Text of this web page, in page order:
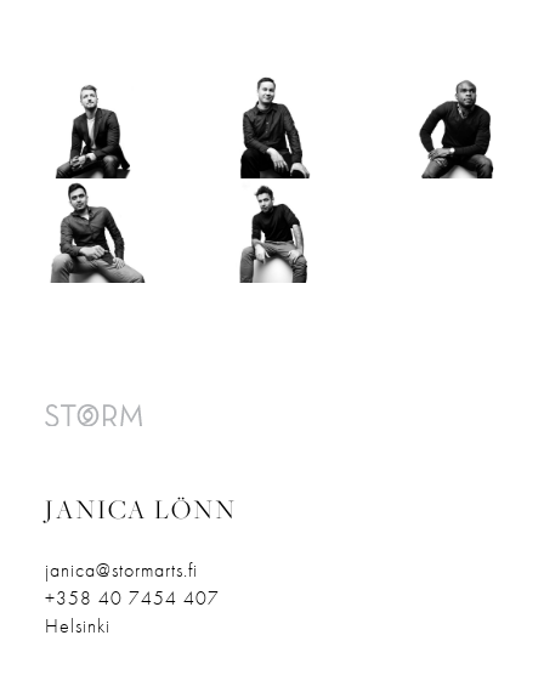
JANICA LÖNN
janica@stormarts.fi
+358 40 7454 407
Helsinki